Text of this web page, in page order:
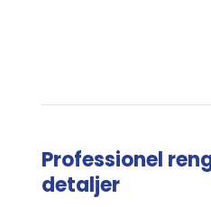
Professionel
detaljer